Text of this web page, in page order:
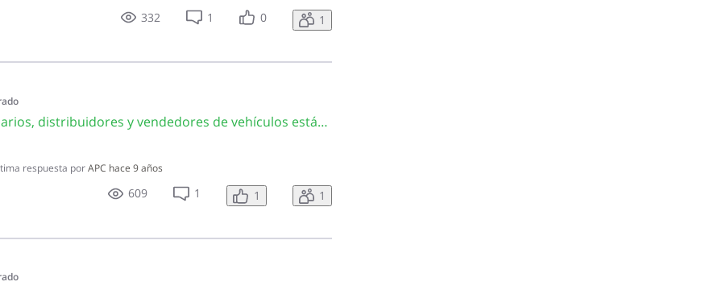
332 1 0 1
CA3296 ¿Los concesionarios, distribuidores y vendedores de vehículos están sujetos al pago del Impuesto sobre Activos?
respuesta porAPC hace 9 años
609 1 1 1